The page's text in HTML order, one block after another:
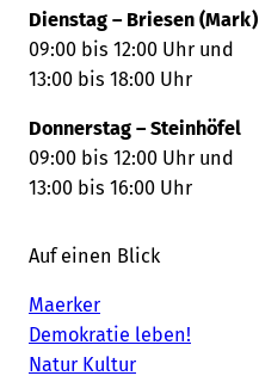
Dienstag – Briesen (Mark)
09:00 bis 12:00 Uhr und
13:00 bis 18:00 Uhr
Donnerstag – Steinhöfel
09:00 bis 12:00 Uhr und
13:00 bis 16:00 Uhr
Auf einen Blick
Maerker
Demokratie leben!
Natur Kultur